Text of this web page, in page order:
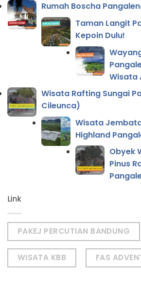
Rumah Boscha
Taman Langit
Kepoin Dulu!
Wisata
Wisata Rafting Sungai
Cileunca)
Wisata
Highland
Obyek
Pinus
Link
PAKEJ PERCUTIAN BANDUNG
WISATA KBB FAS